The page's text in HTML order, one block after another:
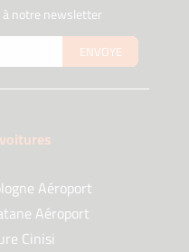
notre newsletter
ENVOYE
Aéroport
Aéroport
Cinisi